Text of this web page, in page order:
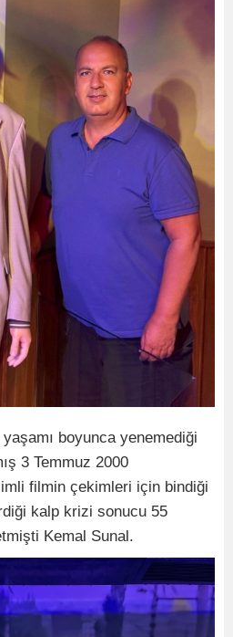
boyunca yenemediği
3 Temmuz 2000
filmin çekimleri için bindiği
kalp krizi sonucu 55
Kemal Sunal.